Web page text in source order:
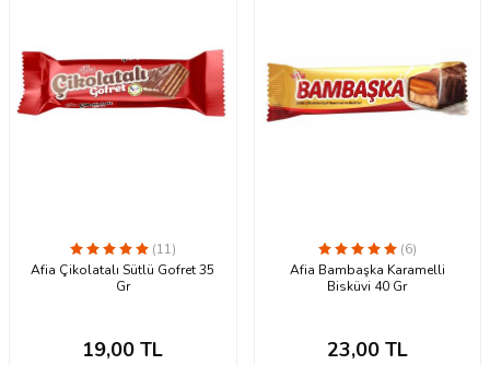
(11)
Afia Çikolatalı Sütlü Gofret 35
Gr
19,00 TL
(6)
Afia Bambaşka Karamelli
Bisküvi 40 Gr
23,00TL